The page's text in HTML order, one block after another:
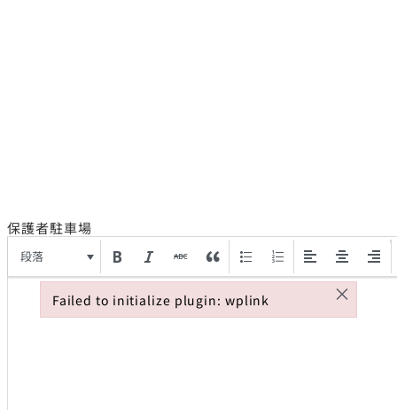
保護者駐車場
段落
Failed to initialize plugin: wplink ×
Failed to initialize plugin: wplink